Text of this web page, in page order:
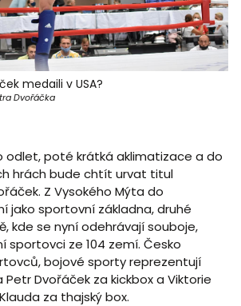
medaili v USA?
Dvořáčka
odlet, poté krátká aklimatizace a do
hrách bude chtít urvat titul
Z Vysokého Mýta do
jako sportovní základna, druhé
kde se nyní odehrávají souboje,
sportovci ze 104 zemí. Česko
bojové sporty reprezentují
Dvořáček za kickbox a Viktorie
za thajský box.